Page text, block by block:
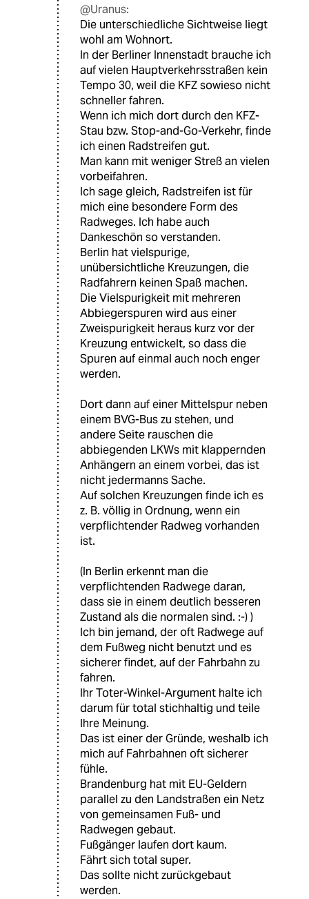
@Uranus:
Die unterschiedliche Sichtweise liegt
wohl am Wohnort.
In der Berliner Innenstadt brauche ich
auf vielen Hauptverkehrsstraßen kein
Tempo 30, weil die KFZ sowieso nicht
schneller fahren.
Wenn ich mich dort durch den KFZ-
Stau bzw. Stop-and-Go-Verkehr, finde
ich einen Radstreifen gut.
Man kann mit weniger Streß an vielen
vorbeifahren.
Ich sage gleich, Radstreifen ist für
mich eine besondere Form des
Radweges. Ich habe auch
Dankeschön so verstanden.
Berlin hat vielspurige,
unübersichtliche Kreuzungen, die
Radfahrern keinen Spaß machen.
Die Vielspurigkeit mit mehreren
Abbiegerspuren wird aus einer
Zweispurigkeit heraus kurz vor der
Kreuzung entwickelt, so dass die
Spuren auf einmal auch noch enger
werden.
Dort dann auf einer Mittelspur neben
einem BVG-Bus zu stehen, und
andere Seite rauschen die
abbiegenden LKWs mit klappernden
Anhängern an einem vorbei, das ist
nicht jedermanns Sache.
Auf solchen Kreuzungen finde ich es
z. B. völlig in Ordnung, wenn ein
verpflichtender Radweg vorhanden
ist.
(In Berlin erkennt man die
verpflichtenden Radwege daran,
dass sie in einem deutlich besseren
Zustand als die normalen sind. :-) )
Ich bin jemand, der oft Radwege auf
dem Fußweg nicht benutzt und es
sicherer findet, auf der Fahrbahn zu
fahren.
Ihr Toter-Winkel-Argument halte ich
darum für total stichhaltig und teile
Ihre Meinung.
Das ist einer der Gründe, weshalb ich
mich auf Fahrbahnen oft sicherer
fühle.
Brandenburg hat mit EU-Geldern
parallel zu den Landstraßen ein Netz
von gemeinsamen Fuß- und
Radwegen gebaut.
Fußgänger laufen dort kaum.
Fährt sich total super.
Das sollte nicht zurückgebaut
werden.